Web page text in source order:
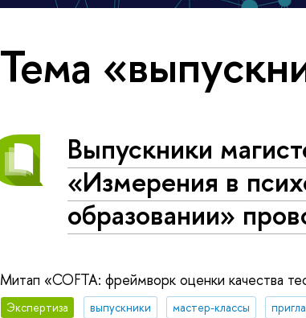
Тема
Выпускники
«Измерения в
образовании»
Митап «COFTA: фреймворк оценки качества
Экспертиза выпускники мастер-классы